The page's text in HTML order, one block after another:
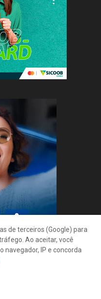
de terceiros (Google) para
Ao aceitar, você
IP e concorda